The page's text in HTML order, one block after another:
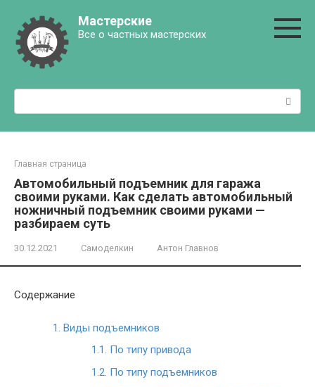
контенту
Мастерские
Все о частных мастерских
Поиск:
Главная страница
Автомобильный подъемник для гаража
своими руками. Как сделать автомобильный
ножничный подъемник своими руками —
разбираем суть
30.12.2021 Самоделкин Антон Главнов
Содержание
1. Виды подъемников
1.1. По типу привода
1.2. По типу подъемников